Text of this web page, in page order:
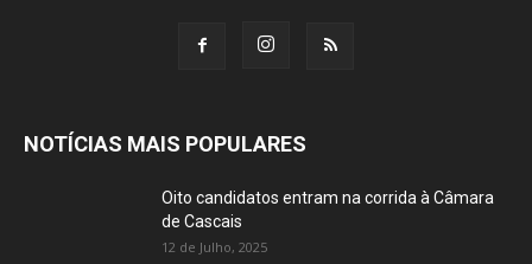
NOTÍCIAS MAIS POPULARES
Oito candidatos entram na corrida à Câmara
de Cascais
12 de Julho, 2025